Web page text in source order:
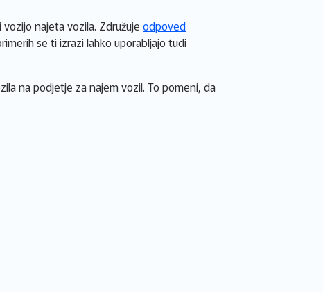
najeta vozila. Združuje odpoved
se ti izrazi lahko uporabljajo tudi
na podjetje za najem vozil. To pomeni, da